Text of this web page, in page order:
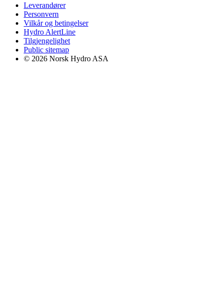
Leverandører
Personvern
Vilkår og betingelser
Hydro AlertLine
Tilgjengelighet
Public sitemap
© 2026 Norsk Hydro ASA